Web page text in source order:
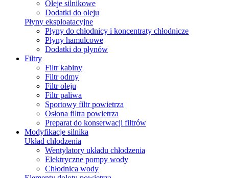
Oleje silnikowe
Dodatki do oleju
Płyny eksploatacyjne
Płyny do chłodnicy i koncentraty chłodnicze
Płyny hamulcowe
Dodatki do płynów
Filtry
Filtr kabiny
Filtr odmy
Filtr oleju
Filtr paliwa
Sportowy filtr powietrza
Osłona filtra powietrza
Preparat do konserwacji filtrów
Modyfikacje silnika
Układ chłodzenia
Wentylatory układu chłodzenia
Elektryczne pompy wody
Chłodnica wody